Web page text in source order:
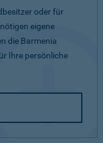
oder für
eigene
die Barmenia
Ihre persönliche